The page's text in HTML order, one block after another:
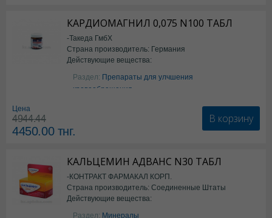
КАРДИОМАГНИЛ 0,075 N100 ТАБЛ
-Такеда ГмбХ
Страна производитель: Германия
Действующие вещества:
ацетилсалициловая кислота
Раздел: Препараты для улчшения
кровообращения
Цена
4944.44
4450.00тнг.
В корзину
КАЛЬЦЕМИН АДВАНС N30 ТАБЛ
-КОНТРАКТ ФАРМАКАЛ КОРП.
Страна производитель: Соединенные Штаты
Америки
Действующие вещества:
Колекальциферол+Кальция
Раздел: Минералы